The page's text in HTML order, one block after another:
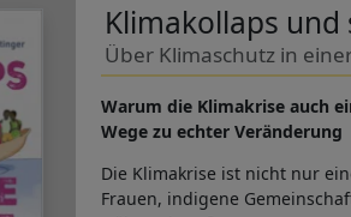
Klimakollaps und
Über Klimaschutz in
Warum die Klimakrise auch
Wege zu echter Veränderung
Die Klimakrise ist nicht nur
Frauen, indigene